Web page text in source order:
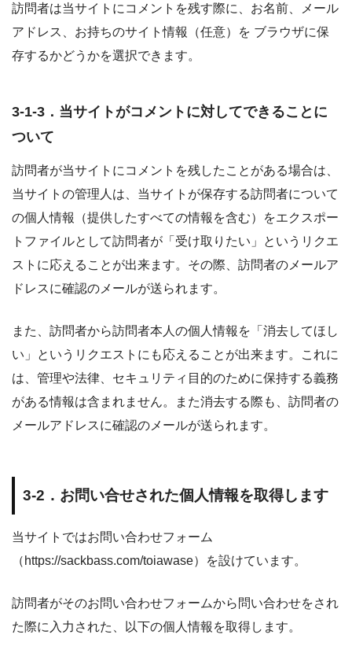
訪問者は当サイトにコメントを残す際に、お名前、メール
アドレス、お持ちのサイト情報（任意）を ブラウザに保
存するかどうかを選択できます。
3-1-3．当サイトがコメントに対してできることに
ついて
訪問者が当サイトにコメントを残したことがある場合は、
当サイトの管理人は、当サイトが保存する訪問者について
の個人情報（提供したすべての情報を含む）をエクスポー
トファイルとして訪問者が「受け取りたい」というリクエ
ストに応えることが出来ます。その際、訪問者のメールア
ドレスに確認のメールが送られます。
また、訪問者から訪問者本人の個人情報を「消去してほし
い」というリクエストにも応えることが出来ます。これに
は、管理や法律、セキュリティ目的のために保持する義務
がある情報は含まれません。また消去する際も、訪問者の
メールアドレスに確認のメールが送られます。
3-2．お問い合せされた個人情報を取得します
当サイトではお問い合わせフォーム
（https://sackbass.com/toiawase）を設けています。
訪問者がそのお問い合わせフォームから問い合わせをされ
た際に入力された、以下の個人情報を取得します。